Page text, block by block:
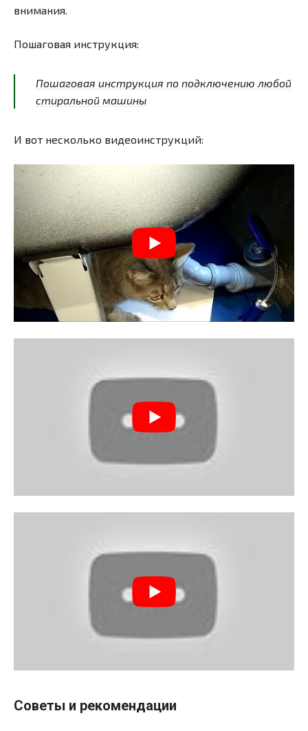
внимания.
Пошаговая инструкция:
Пошаговая инструкция по подключению любой
стиральной машины
И вот несколько видеоинструкций:
Советы и рекомендации